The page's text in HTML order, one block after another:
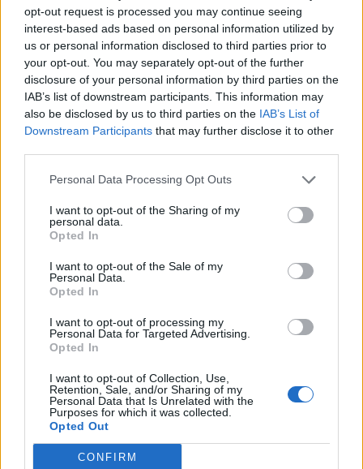
opt-out request is processed you may continue seeing
interest-based ads based on personal information utilized by
us or personal information disclosed to third parties prior to
your opt-out. You may separately opt-out of the further
disclosure of your personal information by third parties on the
IAB’s list of downstream participants. This information may
also be disclosed by us to third parties on the IAB’s List of
Downstream Participants that may further disclose it to other
Personal Data Processing Opt Outs
I want to opt-out of the Sharing of my
personal data.
Opted In
I want to opt-out of the Sale of my
Personal Data.
Opted In
I want to opt-out of processing my
Personal Data for Targeted Advertising.
Opted In
I want to opt-out of Collection, Use,
Retention, Sale, and/or Sharing of my
Personal Data that Is Unrelated with the
Purposes for which it was collected.
Opted Out
CONFIRM
Nyüszítés a figyelemért: a kölykök mesterei ennek
Forrás: rocketcdn.me
A kölykök a legnagyobb mesterei ennek. Ha elhagyjuk a szobát,
a kölyökkutya ösztönösen azonnal nyafogni kezd, mert nem
mamája vagy a tesói mellett volt, ha nyüszögött az előbbiek
közül valaki biztosan ment, hogy megnézze, mit szeretne. Ezzel
azonban célszerű nagyon óvatosnak lenni! Ha folyamatosan
könnyedén elérheti, amit szeretne. Persze, amikor elhozzuk a
kölyköt, az első pár napban normális, ha többet vagyunk vele.
De épp ezért már előre célszerű egy hatalmas plüsst
beszerezni, amihez odabújhat, hogy aludjon. És az első
pillanattól – biztonságos környezetben – rövid ideig nyugodtan
hagyjuk magára, amíg mondjuk kimegyünk a WC-re.
Amikor viszont csendben van, igyekezzünk vissza és
jutalmazzuk mondjuk közös játékkal.